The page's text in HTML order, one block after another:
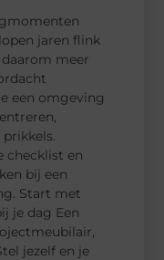
jaren flink
meer
een omgeving
checklist en
bij een
Start met
je dag Een
jezelf en je